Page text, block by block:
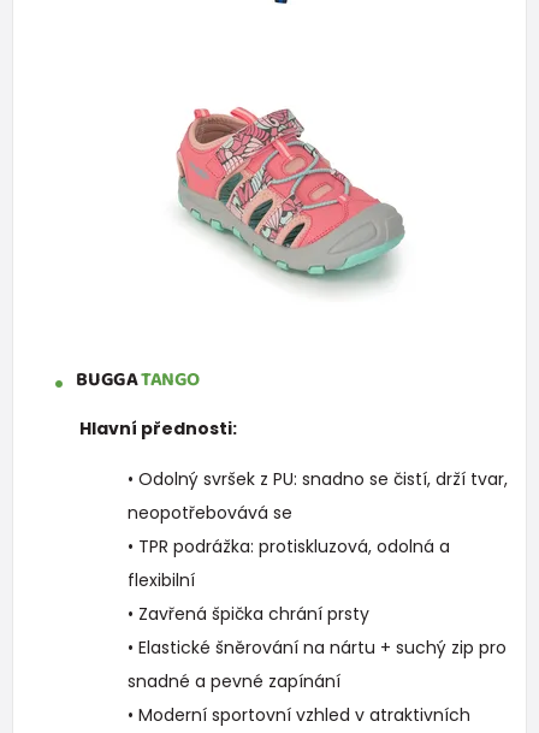
BUGGATANGO
Hlavní přednosti:
• Odolný svršek z PU: snadno se čistí, drží tvar,
neopotřebovává se
• TPR podrážka: protiskluzová, odolná a
flexibilní
• Zavřená špička chrání prsty
• Elastické šněrování na nártu + suchý zip pro
snadné a pevné zapínání
• Moderní sportovní vzhled v atraktivních